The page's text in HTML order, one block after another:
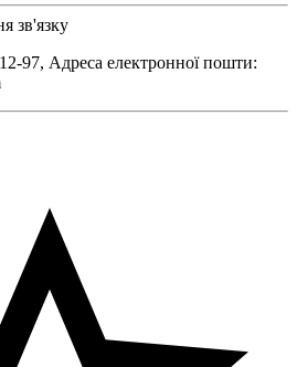
зв'язку
97, Адреса електронної пошти: